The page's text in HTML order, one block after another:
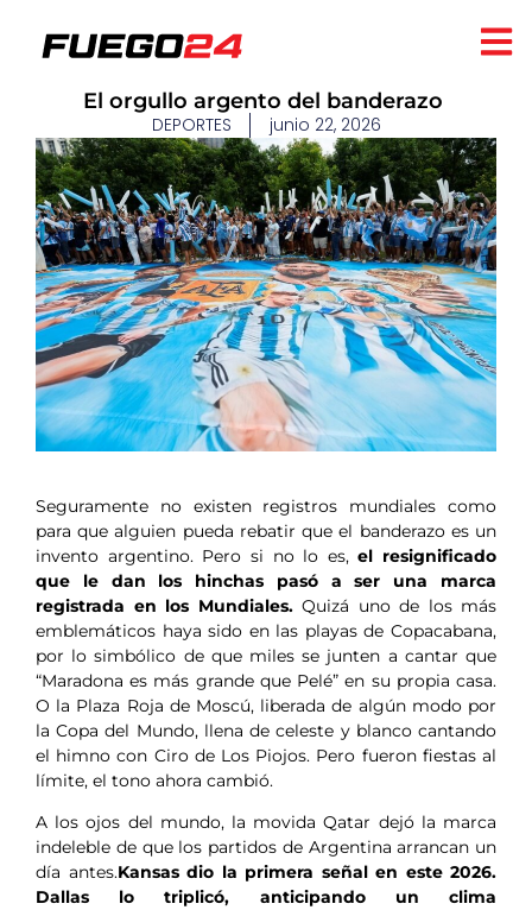
​El orgullo argento del banderazo
DEPORTES junio 22, 2026
Seguramente no existen registros mundiales como
para que alguien pueda rebatir que el banderazo es un
invento argentino. Pero si no lo es,el resignificado
que le dan los hinchas pasó a ser una marca
registrada en los Mundiales.Quizá uno de los más
emblemáticos haya sido en las playas de Copacabana,
por lo simbólico de que miles se junten a cantar que
“Maradona es más grande que Pelé” en su propia casa.
O la Plaza Roja de Moscú, liberada de algún modo por
la Copa del Mundo, llena de celeste y blanco cantando
el himno con Ciro de Los Piojos. Pero fueron fiestas al
límite, el tono ahora cambió.
A los ojos del mundo, la movida Qatar dejó la marca
indeleble de que los partidos de Argentina arrancan un
día antes.Kansas dio la primera señal en este 2026.
Dallas lo triplicó, anticipando un clima